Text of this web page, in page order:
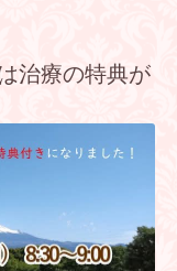
治療の特典が